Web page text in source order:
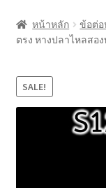
บทความ
แจ้งชำระเงิน
หน้าหลัก ข้อต่อ
ตรง หางปลาไหลสอง
SALE!